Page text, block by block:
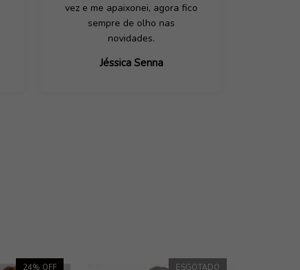
vez e me apaixonei, agora fico
sempre de olho nas
novidades.
Jéssica Senna
24% OFF ESGOTADO